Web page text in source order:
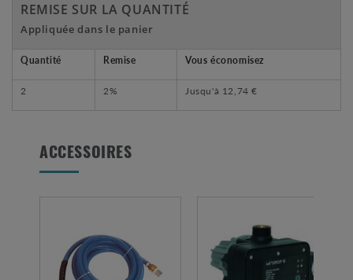
REMISE SUR LA QUANTITÉ
Appliquée dans le panier
Quantité Remise Vous économisez
2 2% Jusqu'à 12,74 €
ACCESSOIRES